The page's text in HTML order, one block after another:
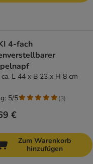
4-fach
ca. L 44 x B 23 x H 8 cm
€
5/5 (3)
Zum Warenkorb
hinzufügen